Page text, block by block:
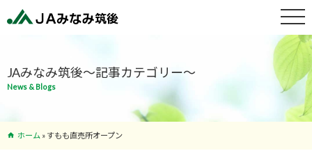
特産物紹介
サービス案
JAみなみ筑後～記事カテゴリー～
News & Blogs
ホーム » すもも直売所オープン